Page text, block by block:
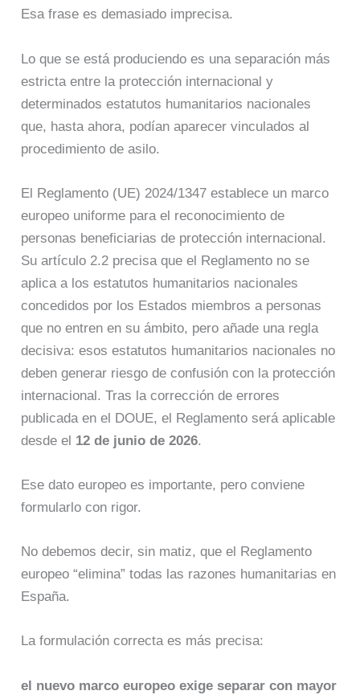
Esa frase es demasiado imprecisa.
Lo que se está produciendo es una separación más
estricta entre la protección internacional y
determinados estatutos humanitarios nacionales
que, hasta ahora, podían aparecer vinculados al
procedimiento de asilo.
El Reglamento (UE) 2024/1347 establece un marco
europeo uniforme para el reconocimiento de
personas beneficiarias de protección internacional.
Su artículo 2.2 precisa que el Reglamento no se
aplica a los estatutos humanitarios nacionales
concedidos por los Estados miembros a personas
que no entren en su ámbito, pero añade una regla
decisiva: esos estatutos humanitarios nacionales no
deben generar riesgo de confusión con la protección
internacional. Tras la corrección de errores
publicada en el DOUE, el Reglamento será aplicable
desde el 12 de junio de 2026.
Ese dato europeo es importante, pero conviene
formularlo con rigor.
No debemos decir, sin matiz, que el Reglamento
europeo “elimina” todas las razones humanitarias en
España.
La formulación correcta es más precisa:
el nuevo marco europeo exige separar con mayor